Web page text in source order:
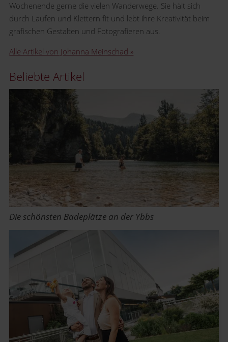
Wochenende gerne die vielen Wanderwege. Sie hält sich
durch Laufen und Klettern fit und lebt ihre Kreativität beim
grafischen Gestalten und Fotografieren aus.
Alle Artikel von Johanna Meinschad »
Beliebte Artikel
Die schönsten Badeplätze an der Ybbs